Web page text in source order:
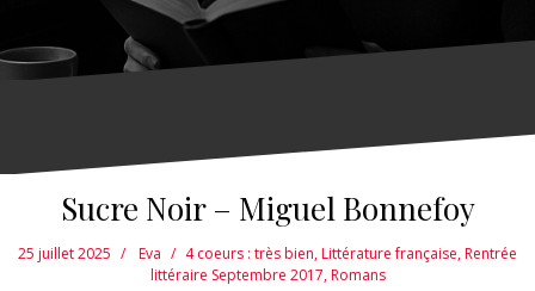
Sucre Noir – Miguel Bonnefoy
25 juillet 2025 Eva 4 coeurs : très bien,Littérature française,Rentrée
littéraire Septembre 2017,Romans